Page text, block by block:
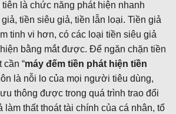
là chức năng phát hiện nhanh
tiền siêu giả, tiền lẫn loại. Tiền giả
tinh vi hơn, có các loại tiền siêu giả
bằng mắt được. Để ngăn chặn tiền
cần “máy đếm tiền phát hiện tiền
là nỗi lo của mọi người tiêu dùng,
thông được trong quá trình trao đổi
làm thất thoát tài chính của cá nhân, tổ